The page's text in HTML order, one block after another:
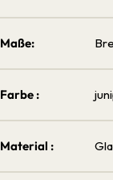
Maße:
Farbe :
Material :